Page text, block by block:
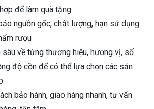
để làm quà tặng
nguồn gốc, chất lượng, hạn sử dụng
rượu
sâu về từng thương hiệu, hương vị, số
độ cồn để có thể lựa chọn các sản
bảo hành, giao hàng nhanh, tư vấn